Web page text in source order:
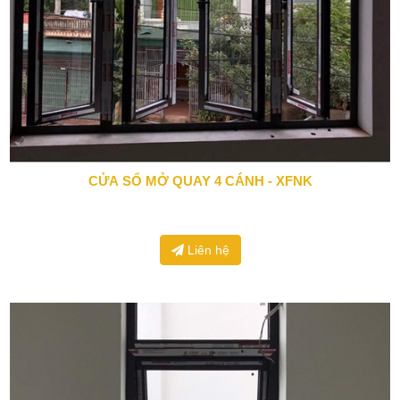
0943 666 466
CỬA SỔ MỞ QUAY 4 CÁNH - XFNK
Liên hệ